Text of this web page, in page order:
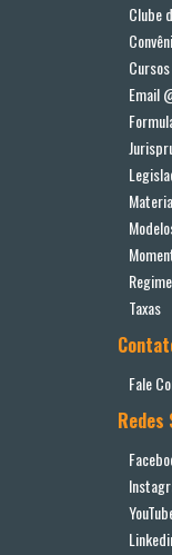
Clube
Email
Taxas
Fale
Redes